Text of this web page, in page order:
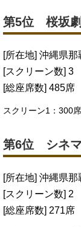
第5位 桜坂
[所在地] 沖縄県
[スクリーン数] 3
[総座席数] 485席
スクリーン1：300
第6位 シネマ
[所在地] 沖縄県
[スクリーン数] 2
[総座席数] 271席